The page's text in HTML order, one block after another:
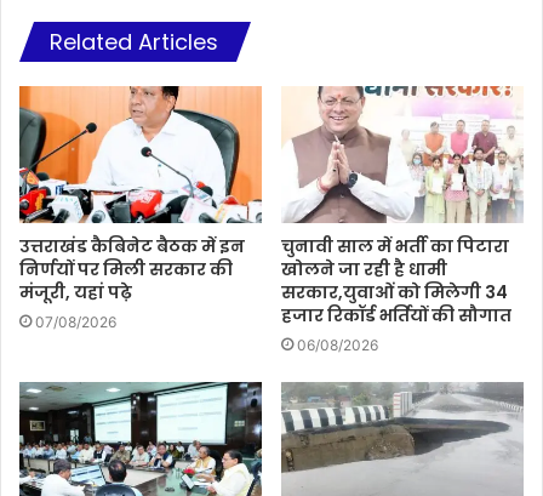
Related Articles
उत्तराखंड कैबिनेट बैठक में इन
निर्णयों पर मिली सरकार की
मंजूरी, यहां पढ़े
07/08/2026
चुनावी साल में भर्ती का पिटारा
खोलने जा रही है धामी
सरकार,युवाओं को मिलेगी 34
हजार रिकॉर्ड भर्तियों की सौगात
06/08/2026